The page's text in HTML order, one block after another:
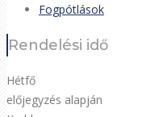
Fogpótlások
Rendelési idő
Hétfő
előjegyzés alapján